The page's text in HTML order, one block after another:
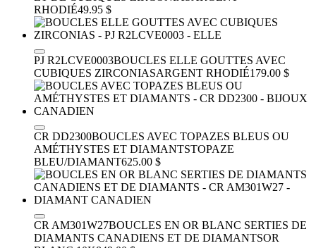
RHODIÉ49.95 $
PJ R2LCVE0003BOUCLES ELLE GOUTTES AVEC
CUBIQUES ZIRCONIASARGENT RHODIÉ179.00 $
CR DD2300BOUCLES AVEC TOPAZES BLEUS OU
AMÉTHYSTES ET DIAMANTSTOPAZE
BLEU/DIAMANT625.00 $
CR AM301W27BOUCLES EN OR BLANC SERTIES DE
DIAMANTS CANADIENS ET DE DIAMANTSOR